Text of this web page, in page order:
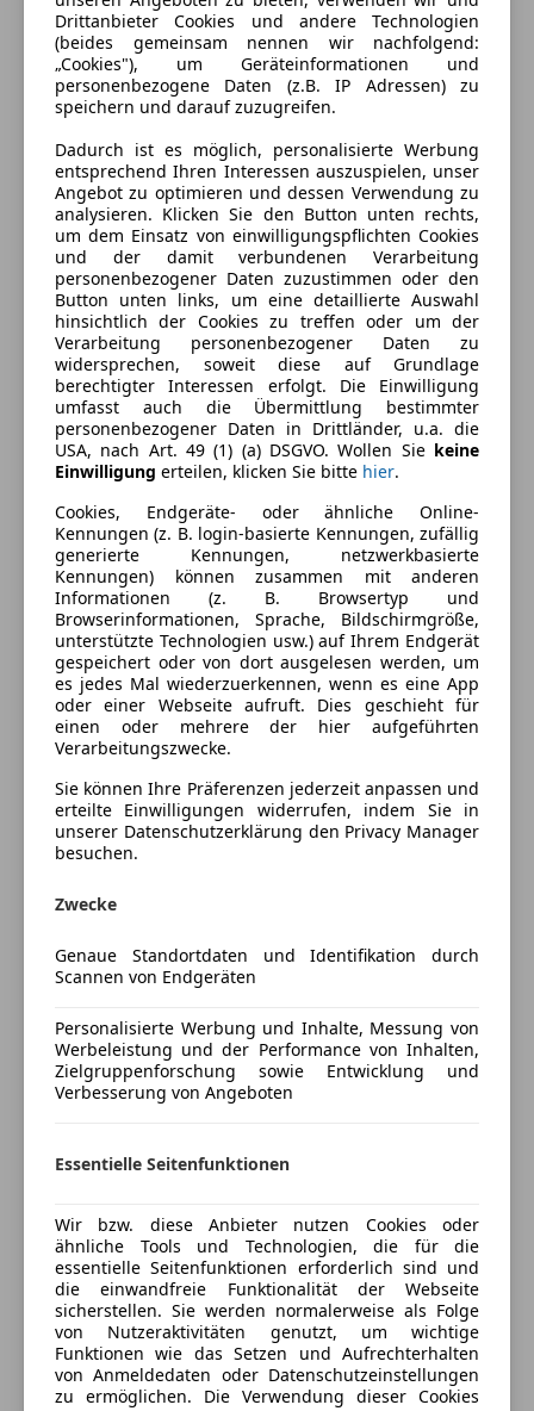
Kraftstoff
Benzin
Kraftstoffverbrauch
5,70l/100 km (komb.)
CO₂-Emissionen
130 g/km (komb.)
Ausstattung
Komfort
2-Zonen-Klimaautomatik
Armlehne
Berganfahrassistent
Einparkhilfe
Einparkhilfe Rückfahrkamera
Einparkhilfe selbstlenkendes System
Einparkhilfe Sensoren hinten
Einparkhilfe Sensoren vorne
Elektrische Fensterheber
Elektrische Seitenspiegel
Getönte Scheiben
Klimaanlage
Lederlenkrad
Lichtsensor
Multifunktionslenkrad
Regensensor
Start/Stop-Automatik
teilb. Rücksitzbank
Tempomat
Unterhaltung/Media
Android Auto
Bluetooth
Freisprecheinrichtung
Induktionsladen für Smartphones
MP3
Radio
USB
Volldigitales Kombiinstrument
Sicherheit
Mehr anzeigen
Farbe und Innenausstattung
Außenfarbe
Grau
Lackierung
Metallic
Fahrzeugbeschreibung
KURZZULASSUNG ZUM VORZUGSPREIS!
EINTAUSCHAUTO, EGAL OB FINANZIERT ODER GEGEN
„BARES“, IST WILLKOMMEN!
Preisbewertung
Mehr anzeigen
Versicherung
Kfz-Versicherung
Versicherungsschutz an Ihre Bedürfnisse
Freischaden-Gutschein ab Stufe 0
Jetzt berechnen
Verkäufer Händler
Drittanbieter Cookies und andere Technologien
(beides gemeinsam nennen wir nachfolgend:
„Cookies"), um Geräteinformationen und
personenbezogene Daten (z.B. IP Adressen) zu
speichern und darauf zuzugreifen.
Dadurch ist es möglich, personalisierte Werbung
entsprechend Ihren Interessen auszuspielen, unser
Angebot zu optimieren und dessen Verwendung zu
analysieren. Klicken Sie den Button unten rechts,
um dem Einsatz von einwilligungspflichten Cookies
und der damit verbundenen Verarbeitung
personenbezogener Daten zuzustimmen oder den
Button unten links, um eine detaillierte Auswahl
hinsichtlich der Cookies zu treffen oder um der
Verarbeitung personenbezogener Daten zu
widersprechen, soweit diese auf Grundlage
berechtigter Interessen erfolgt. Die Einwilligung
umfasst auch die Übermittlung bestimmter
personenbezogener Daten in Drittländer, u.a. die
USA, nach Art. 49 (1) (a) DSGVO. Wollen Sie keine
Einwilligung erteilen, klicken Sie bitte hier.
Cookies, Endgeräte- oder ähnliche Online-
Kennungen (z. B. login-basierte Kennungen, zufällig
generierte Kennungen, netzwerkbasierte
Kennungen) können zusammen mit anderen
Informationen (z. B. Browsertyp und
Browserinformationen, Sprache, Bildschirmgröße,
unterstützte Technologien usw.) auf Ihrem Endgerät
gespeichert oder von dort ausgelesen werden, um
es jedes Mal wiederzuerkennen, wenn es eine App
oder einer Webseite aufruft. Dies geschieht für
einen oder mehrere der hier aufgeführten
Verarbeitungszwecke.
Sie können Ihre Präferenzen jederzeit anpassen und
erteilte Einwilligungen widerrufen, indem Sie in
unserer Datenschutzerklärung den Privacy Manager
besuchen.
Zwecke
Genaue Standortdaten und Identifikation durch
Scannen von Endgeräten
Personalisierte Werbung und Inhalte, Messung von
Werbeleistung und der Performance von Inhalten,
Zielgruppenforschung sowie Entwicklung und
Verbesserung von Angeboten
Essentielle Seitenfunktionen
Wir bzw. diese Anbieter nutzen Cookies oder
ähnliche Tools und Technologien, die für die
essentielle Seitenfunktionen erforderlich sind und
die einwandfreie Funktionalität der Webseite
sicherstellen. Sie werden normalerweise als Folge
von Nutzeraktivitäten genutzt, um wichtige
Funktionen wie das Setzen und Aufrechterhalten
von Anmeldedaten oder Datenschutzeinstellungen
zu ermöglichen. Die Verwendung dieser Cookies